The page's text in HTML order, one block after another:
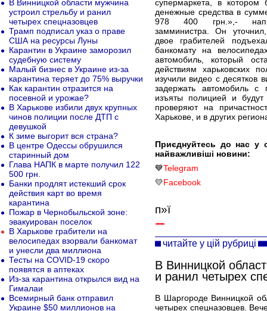
супермаркета, в котором
денежные средства в
978 400 грн.»,-
замминистра. Он
двое грабителей
банкомату на
автомобиль, который
действиям харьковских
изучили видео с десятков
задержать автомобиль с
изъяты полицией и
проверяют на
Харькове, и в других
Приєднуйтесь до нас у
найважливіші новини:
💙Telegram
💛Facebook
п»ї
читайте у цій рубриці
В Винницкой
и ранил четырех
В Шаргороде Винницкой
четырех спецназовцев.
В Винницкой области мужчина
устроил стрельбу и ранил
четырех спецназовцев
Трамп подписал указ о праве
США на ресурсы Луны
Карантин в Украине заморозил
судебную систему
Малый бизнес в Украине из-за
карантина теряет до 75% выручки
Как карантин отразится на
посевной и урожае?
В Харькове избили двух крупных
чинов полиции после ДТП с
девушкой
К зиме выгорит вся страна?
В центре Одессы обрушился
старинный дом
Глава НАПК в марте получил 122
500 грн.
Банки продлят истекший срок
действия карт во время
карантина
Пожар в Чернобыльской зоне:
эвакуирован поселок
В Харькове грабители на
велосипедах взорвали банкомат
и унесли два миллиона
Тесты на COVID-19 скоро
появятся в аптеках
Из-за карантина открылся вид на
Гималаи
Всемирный банк отправил
Украине $50 миллионов на